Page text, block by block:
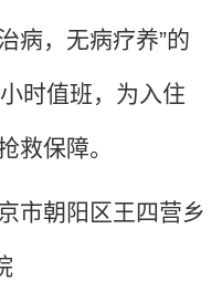
病，无病疗养”的
时值班，为入住
救保障。
市朝阳区王四营乡